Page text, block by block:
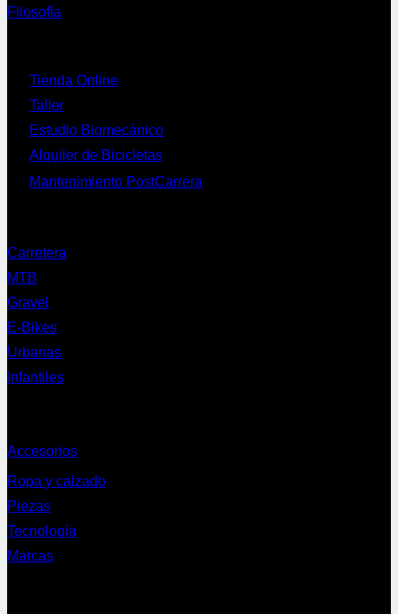
Filosofía
Tienda Online
Taller
Estudio Biomecánico
Alquiler de Bicicletas
Mantenimiento PostCarrera
Carretera
MTB
Gravel
E-Bikes
Urbanas
Infantiles
Accesorios
Ropa y calzado
Piezas
Tecnología
Marcas